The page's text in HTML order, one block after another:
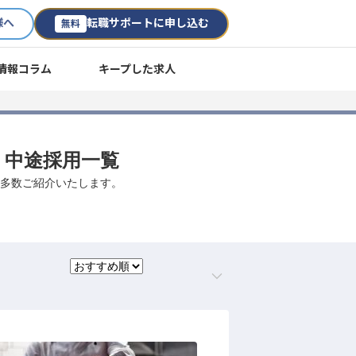
へ 無料 転職サポートに申し込む
報コラム キープした求人
途採用一覧
数ご紹介いたします。